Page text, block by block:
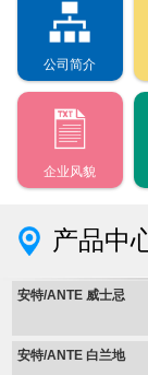
公司简介
企业风貌
产品中
安特/ANTE 威士忌
安特/ANTE 白兰地